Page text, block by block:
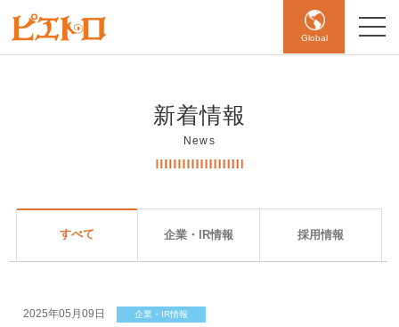
Global
新着情報
News
すべて 企業・IR情報 採用情報
2025年05月09日 企業・IR情報